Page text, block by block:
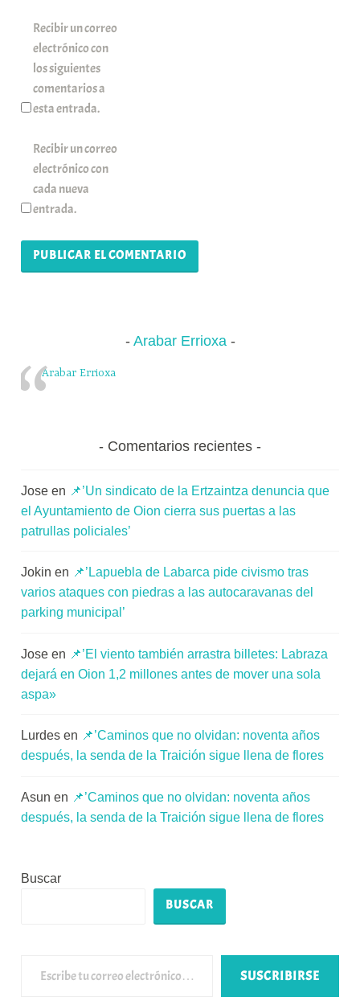
Recibir un correo
electrónico con
los siguientes
comentarios a
esta entrada.
Recibir un correo
electrónico con
cada nueva
entrada.
Arabar Errioxa
Arabar Errioxa
Comentarios recientes
Jose en 📌’Un sindicato de la Ertzaintza denuncia que
el Ayuntamiento de Oion cierra sus puertas a las
patrullas policiales’
Jokin en 📌’Lapuebla de Labarca pide civismo tras
varios ataques con piedras a las autocaravanas del
parking municipal’
Jose en 📌’El viento también arrastra billetes: Labraza
dejará en Oion 1,2 millones antes de mover una sola
aspa»
Lurdes en 📌’Caminos que no olvidan: noventa años
después, la senda de la Traición sigue llena de flores
Asun en 📌’Caminos que no olvidan: noventa años
después, la senda de la Traición sigue llena de flores
Buscar
BUSCAR
SUSCRIBIRSE